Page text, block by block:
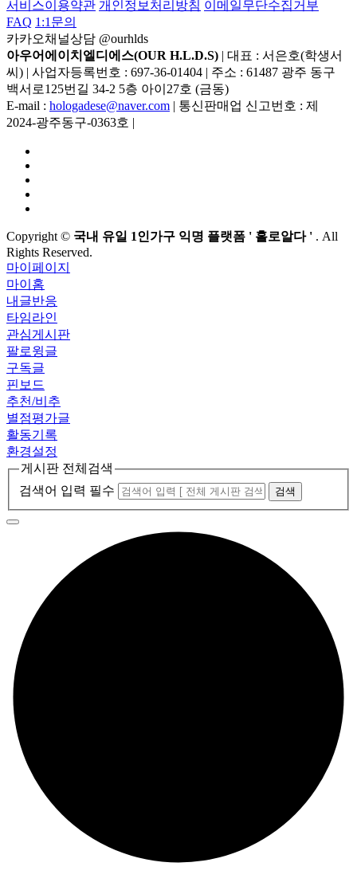
서비스이용약관 개인정보처리방침 이메일무단수집거부
FAQ 1:1문의
카카오채널상담 @ourhlds
아우어에이치엘디에스(OUR H.L.D.S) | 대표 : 서은호(학생서
씨) | 사업자등록번호 : 697-36-01404 | 주소 : 61487 광주 동구
백서로125번길 34-2 5층 아이27호 (금동)
E-mail : hologadese@naver.com | 통신판매업 신고번호 : 제
2024-광주동구-0363호 |
Copyright© 국내 유일 1인가구 익명 플랫폼 ' 홀로알다 ' . All
Rights Reserved.
마이페이지
마이홈
내글반응
타임라인
관심게시판
팔로윙글
구독글
핀보드
추천/비추
별점평가글
활동기록
환경설정
게시판 전체검색
검색어 입력 필수
검색